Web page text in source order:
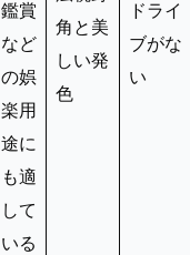
鑑賞
など
の娯
楽用
途に
も適
して
いる
角と美
しい発
色
ドライ
ブがな
い